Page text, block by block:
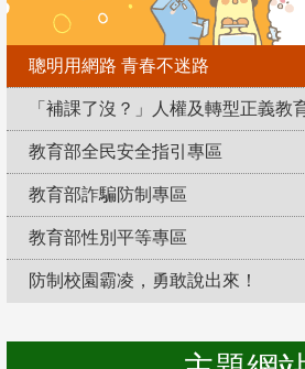
聰明用網路 青春不迷路
「補課了沒？」人權及轉型正義教
教育部全民安全指引專區
教育部詐騙防制專區
教育部性別平等專區
防制校園霸凌，勇敢說出來！